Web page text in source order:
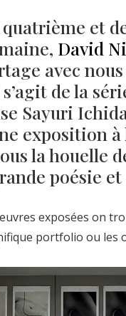
quatrième et
David
avec
de la
Sayuri
exposition
la houelle
poésie
exposées on
portfolio ou les